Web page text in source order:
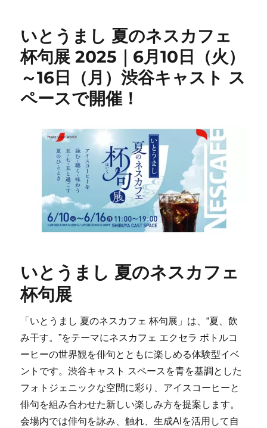
いとうまし 夏のネスカフェ
杯句展 2025｜6月10日（火）
～16日（月）渋谷キャスト ス
ペースで開催！
いとうまし 夏のネスカフェ
杯句展
「いとうまし 夏のネスカフェ 杯句展」は、“夏、飲
み干す。”をテーマにネスカフェ エクセラ ボトルコ
ーヒーの世界観を俳句とともに楽しめる体験型イベ
ントです。渋谷キャスト スペースを青を基調とした
フォトジェニックな空間に彩り、アイスコーヒーと
俳句を組み合わせた新しい楽しみ方を提案します。
会場内では俳句を詠み、触れ、生成AIを活用して自